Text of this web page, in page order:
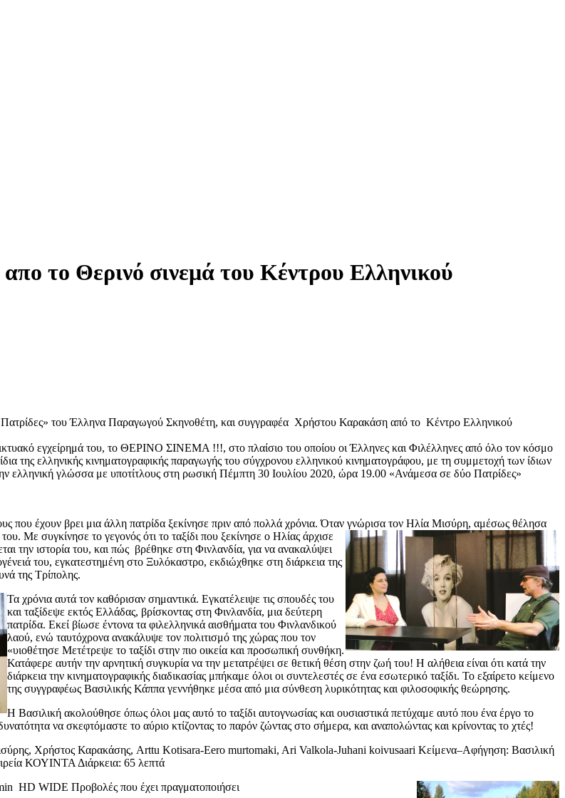
το Θερινό σινεμά του Κέντρου Ελληνικού
του Έλληνα Παραγωγού Σκηνοθέτη, και συγγραφέα Χρήστου Καρακάση από το Κέντρο Ελληνικού
εγχείρημά του, το ΘΕΡΙΝΟ ΣΙΝΕΜΑ !!!, στο πλαίσιο του οποίου οι Έλληνες και Φιλέλληνες από όλο τον κόσμο
της ελληνικής κινηματογραφικής παραγωγής του σύγχρονου ελληνικού κινηματογράφου, με τη συμμετοχή των ίδιων
ελληνική γλώσσα με υποτίτλους στη ρωσική Πέμπτη 30 Ιουλίου 2020, ώρα 19.00 «Ανάμεσα σε δύο Πατρίδες»
που έχουν βρει μια άλλη πατρίδα ξεκίνησε πριν από πολλά χρόνια. Όταν γνώρισα τον Ηλία Μισύρη, αμέσως θέλησα
Με συγκίνησε το γεγονός ότι το ταξίδι που ξεκίνησε ο Ηλίας άρχισε
την ιστορία του, και πώς βρέθηκε στη Φινλανδία, για να ανακαλύψει
του, εγκατεστημένη στο Ξυλόκαστρο, εκδιώχθηκε στη διάρκεια της
της Τρίπολης.
Τα χρόνια αυτά τον καθόρισαν σημαντικά. Εγκατέλειψε τις σπουδές του
και ταξίδεψε εκτός Ελλάδας, βρίσκοντας στη Φινλανδία, μια δεύτερη
πατρίδα. Εκεί βίωσε έντονα τα φιλελληνικά αισθήματα του Φινλανδικού
λαού, ενώ ταυτόχρονα ανακάλυψε τον πολιτισμό της χώρας που τον
«υιοθέτησε Μετέτρεψε το ταξίδι στην πιο οικεία και προσωπική συνθήκη.
Κατάφερε αυτήν την αρνητική συγκυρία να την μετατρέψει σε θετική θέση στην ζωή του! Η αλήθεια είναι ότι κατά την
διάρκεια την κινηματογραφικής διαδικασίας μπήκαμε όλοι οι συντελεστές σε ένα εσωτερικό ταξίδι. Το εξαίρετο κείμενο
της συγγραφέως Βασιλικής Κάππα γεννήθηκε μέσα από μια σύνθεση λυρικότητας και φιλοσοφικής θεώρησης.
Η Βασιλική ακολούθησε όπως όλοι μας αυτό το ταξίδι αυτογνωσίας και ουσιαστικά πετύχαμε αυτό που ένα έργο το
να σκεφτόμαστε το αύριο κτίζοντας το παρόν ζώντας στο σήμερα, και αναπολώντας και κρίνοντας το χτές!
Χρήστος Καρακάσης, Arttu Kotisara-Eero murtomaki, Ari Valkola-Juhani koivusaari Κείμενα–Αφήγηση: Βασιλική
ΚΟΥΙΝΤΑ Διάρκεια: 65 λεπτά
HD WIDE Προβολές που έχει πραγματοποιήσει